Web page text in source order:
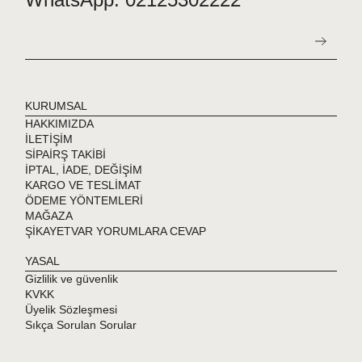
önerilerimizi ve içinden çıkan yıkama talimatını lütfen dikkate
alınız!
mayonuzu kendi ürününe özel kumaşı bilgi kartını mutlaka
okuyunuz!
KURUMSAL
HAKKIMIZDA
İLETİŞİM
SİPAİRŞ TAKİBİ
İPTAL, İADE, DEĞİŞİM
KARGO VE TESLİMAT
ÖDEME YÖNTEMLERİ
MAĞAZA
ŞİKAYETVAR YORUMLARA CEVAP
YASAL
Gizlilik ve güvenlik
KVKK
Üyelik Sözleşmesi
Sıkça Sorulan Sorular